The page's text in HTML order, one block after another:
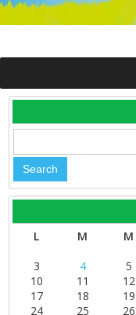
L M M
3
4 5
10
11 12
17
18 19
24
25 26